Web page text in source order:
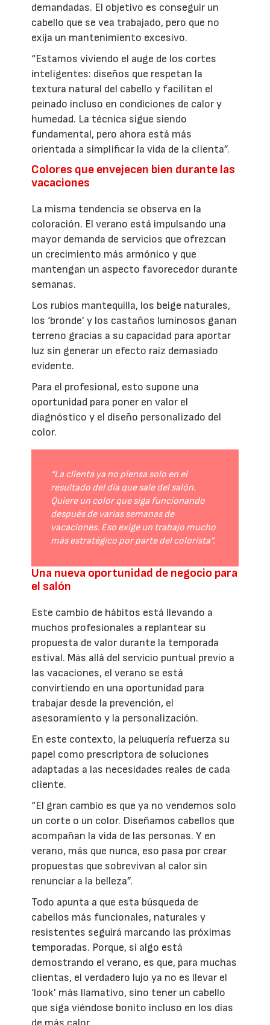
demandadas. El objetivo es conseguir un
cabello que se vea trabajado, pero que no
exija un mantenimiento excesivo.
“Estamos viviendo el auge de los cortes
inteligentes: diseños que respetan la
textura natural del cabello y facilitan el
peinado incluso en condiciones de calor y
humedad. La técnica sigue siendo
fundamental, pero ahora está más
orientada a simplificar la vida de la clienta”.
Colores que envejecen bien durante las
vacaciones
La misma tendencia se observa en la
coloración. El verano está impulsando una
mayor demanda de servicios que ofrezcan
un crecimiento más armónico y que
mantengan un aspecto favorecedor durante
semanas.
Los rubios mantequilla, los beige naturales,
los ‘bronde’ y los castaños luminosos ganan
terreno gracias a su capacidad para aportar
luz sin generar un efecto raíz demasiado
evidente.
Para el profesional, esto supone una
oportunidad para poner en valor el
diagnóstico y el diseño personalizado del
color.
“La clienta ya no piensa solo en el
resultado del día que sale del salón.
Quiere un color que siga funcionando
después de varias semanas de
vacaciones. Eso exige un trabajo mucho
más estratégico por parte del colorista”.
Una nueva oportunidad de negocio para
el salón
Este cambio de hábitos está llevando a
muchos profesionales a replantear su
propuesta de valor durante la temporada
estival. Más allá del servicio puntual previo a
las vacaciones, el verano se está
convirtiendo en una oportunidad para
trabajar desde la prevención, el
asesoramiento y la personalización.
En este contexto, la peluquería refuerza su
papel como prescriptora de soluciones
adaptadas a las necesidades reales de cada
cliente.
“El gran cambio es que ya no vendemos solo
un corte o un color. Diseñamos cabellos que
acompañan la vida de las personas. Y en
verano, más que nunca, eso pasa por crear
propuestas que sobrevivan al calor sin
renunciar a la belleza”.
Todo apunta a que esta búsqueda de
cabellos más funcionales, naturales y
resistentes seguirá marcando las próximas
temporadas. Porque, si algo está
demostrando el verano, es que, para muchas
clientas, el verdadero lujo ya no es llevar el
‘look’ más llamativo, sino tener un cabello
que siga viéndose bonito incluso en los días